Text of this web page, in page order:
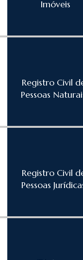
Imóveis
Registro Civil
Pessoas
Registro Civil
Pessoas